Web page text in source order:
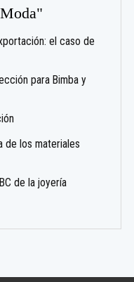
el caso de
para Bimba y
de los materiales
de la joyería